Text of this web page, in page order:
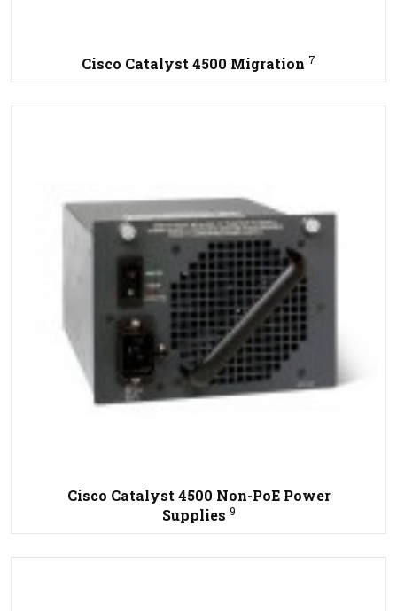
Cisco Catalyst 4500 Migration 7
Cisco Catalyst 4500 Non-PoE Power
Supplies 9